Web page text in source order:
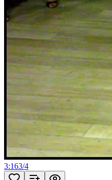
3:163/4